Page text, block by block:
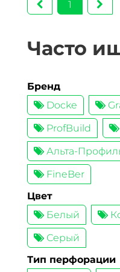
1
Часто
Бренд
Docke
ProfBuild
Альта-
FineBer
Цвет
Белый
Серый
Тип перфорации